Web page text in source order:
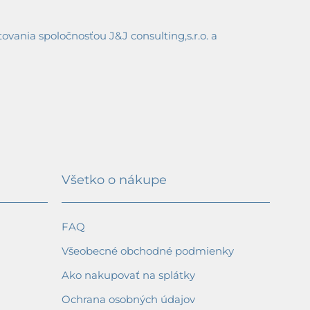
spoločnosťou J&J consulting,s.r.o. a
Všetko o nákupe
FAQ
Všeobecné obchodné podmienky
Ako nakupovať na splátky
Ochrana osobných údajov